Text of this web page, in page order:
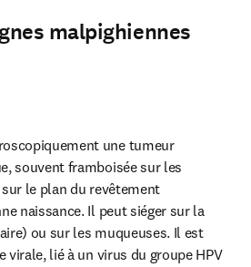
malpighiennes
une tumeur
souvent framboisée sur les
le plan du revêtement
naissance. Il peut siéger sur la
ou sur les muqueuses. Il est
lié à un virus du groupe HPV